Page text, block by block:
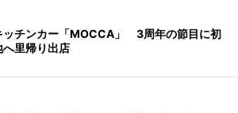
ッチンカー「MOCCA」 3周年の節目に初
へ里帰り出店